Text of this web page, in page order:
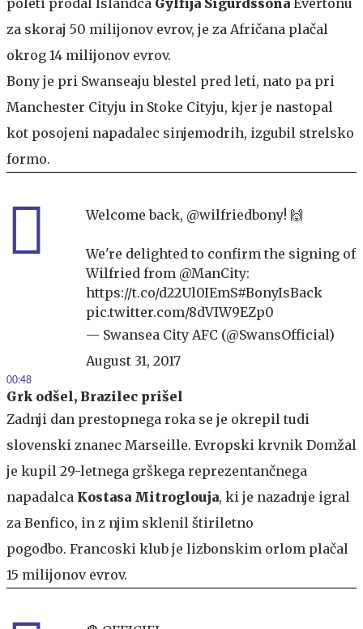
za skoraj 50 milijonov evrov, je za Afričana plačal
okrog 14 milijonov evrov.
Bony je pri Swanseaju blestel pred leti, nato pa pri
Manchester Cityju in Stoke Cityju, kjer je nastopal
kot posojeni napadalec sinjemodrih, izgubil strelsko
formo.
Welcome back, @wilfriedbony! 🙌
We're delighted to confirm the signing of
Wilfried from @ManCity:
https://t.co/d22Ul0IEmS#BonyIsBack
pic.twitter.com/8dVIW9EZp0
— Swansea City AFC (@SwansOfficial)
August 31, 2017
00:48
Grk odšel, Brazilec prišel
Zadnji dan prestopnega roka se je okrepil tudi
slovenski znanec Marseille. Evropski krvnik Domžal
je kupil 29-letnega grškega reprezentančnega
napadalca Kostasa Mitroglouja, ki je nazadnje igral
za Benfico, in z njim sklenil štiriletno
pogodbo. Francoski klub je lizbonskim orlom plačal
15 milijonov evrov.